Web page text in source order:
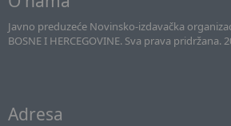
Javno preduzeće Novinsko-izdavačka
BOSNE I HERCEGOVINE. Sva prava pridržana.
Adresa